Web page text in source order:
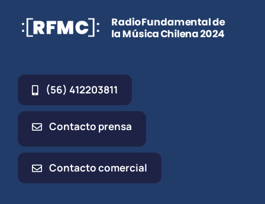
(56) 412203811
Contacto prensa
Contacto comercial